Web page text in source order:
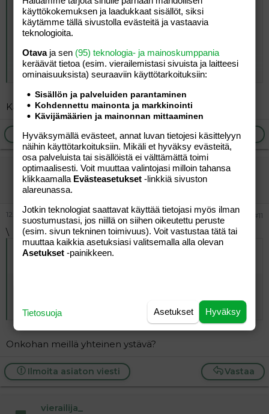
keisarileikkauksella seuraavat. Enkä koskaan edes olisi
halunnut sectiota, silläkin uhalla että repeää taas. Mutta
täytyy kyllä tunnustaa, että repeäminen pelotti tässä
viimeisessä raskaudessa, kun itsekin tunsin että lapsi on
iso ja väliliha arpinen. No onneksi kävi niin että repesinkin
vähiten.
Ainahan on mahdollisuus että repeää yhtä pahasti
toiselta, mutta en ole ainakaan kuullut sellaisia tapauksia
että uudelleen lll-asteen repeämä olisi tullut???
Toisaalta jos paska lahkeesta valuu, niin silloinhan pitäisi
olla selviö että sectio tehdään...
Click to expand...
Kamalaa paska lahkeesta valuu????? :snotty:
Vastaa
Ilmoita asiaton viesti
taustalla
Aktiivinen jäsen
12.02.2006 #11
\
Alkuperäinen kirjoittaja
kielto tuli....
Onkohan meillä yhteinen ystävä?
Vastaa
Ilmoita asiaton viesti
vierailija_
käyttökokemuksen ja laadukkaat sisällöt, siksi
käytämme tällä sivustolla evästeitä ja vastaavia
teknologioita.
Otavaja sen (95) teknologia- ja mainoskumppania
keräävät tietoa (esim. vierailemis­tasi sivuista ja laitteesi
ominaisuuk­sista) seuraaviin käyttötarkoituksiin:
Sisällön ja palveluiden parantaminen
Kohdennettu mainonta ja markkinointi
Kävijämäärien ja mainonnan mittaaminen
Hyväksymällä evästeet, annat luvan tietojesi käsittelyyn
näihin käyttötarkoituksiin. Mikäli et hyväksy evästeitä,
osa palveluista tai sisällöistä ei välttämättä toimi
optimaalisesti. Voit muuttaa valintojasi milloin tahansa
klikkaamalla Evästeasetukset -linkkiä sivuston
alareunassa.
Jotkin teknologiat saattavat käyttää tietojasi myös ilman
suostumustasi, jos niillä on siihen oikeutettu peruste
(esim. sivun tekninen toimivuus). Voit vastustaa tätä tai
muuttaa kaikkia asetuksiasi valitsemalla alla olevan
Asetukset -painikkeen.
Hyväksy
Asetukset
Tietosuoja